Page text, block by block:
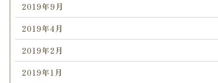
2019年9月
2019年4月
2019年2月
2019年1月